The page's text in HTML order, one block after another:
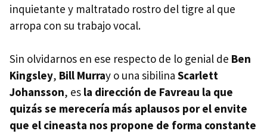
inquietante y maltratado rostro del tigre al que
arropa con su trabajo vocal.
Sin olvidarnos en ese respecto de lo genial de Ben
Kingsley, Bill Murray o una sibilina Scarlett
Johansson, es la dirección de Favreau la que
quizás se merecería más aplausos por el envite
que el cineasta nos propone de forma constante